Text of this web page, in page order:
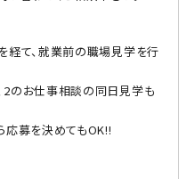
経て、就業前の職場見学を行
のお仕事相談の同日見学も
応募を決めてもOK!!